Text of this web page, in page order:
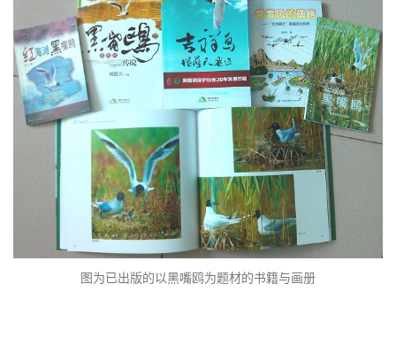
图为已出版的以黑嘴鸥为题材的书籍与画册